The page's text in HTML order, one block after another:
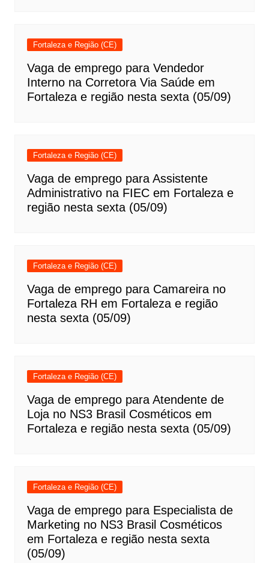
Fortaleza e Região (CE)
Vaga de emprego para Vendedor
Interno na Corretora Via Saúde em
Fortaleza e região nesta sexta (05/09)
Fortaleza e Região (CE)
Vaga de emprego para Assistente
Administrativo na FIEC em Fortaleza e
região nesta sexta (05/09)
Fortaleza e Região (CE)
Vaga de emprego para Camareira no
Fortaleza RH em Fortaleza e região
nesta sexta (05/09)
Fortaleza e Região (CE)
Vaga de emprego para Atendente de
Loja no NS3 Brasil Cosméticos em
Fortaleza e região nesta sexta (05/09)
Fortaleza e Região (CE)
Vaga de emprego para Especialista de
Marketing no NS3 Brasil Cosméticos
em Fortaleza e região nesta sexta
(05/09)